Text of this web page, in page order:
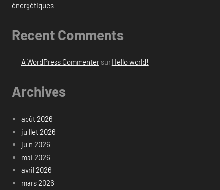
énergétiques
Recent Comments
A WordPress Commentersur Hello world!
Archives
août 2026
juillet 2026
juin 2026
mai 2026
avril 2026
mars 2026